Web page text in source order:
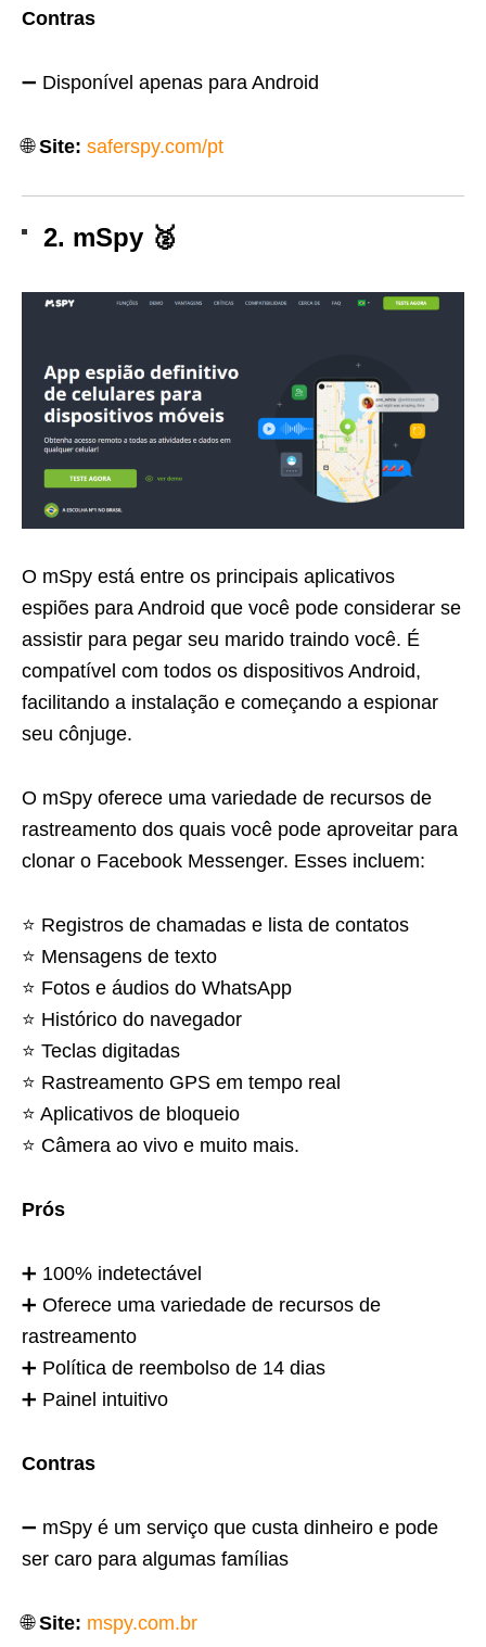
Contras
➖ Disponível apenas para Android
🌐Site: saferspy.com/pt
2. mSpy 🥈
O mSpy está entre os principais aplicativos
espiões para Android que você pode considerar se
assistir para pegar seu marido traindo você. É
compatível com todos os dispositivos Android,
facilitando a instalação e começando a espionar
seu cônjuge.
O mSpy oferece uma variedade de recursos de
rastreamento dos quais você pode aproveitar para
clonar o Facebook Messenger. Esses incluem:
⭐️ Registros de chamadas e lista de contatos
⭐️ Mensagens de texto
⭐️ Fotos e áudios do WhatsApp
⭐️ Histórico do navegador
⭐️ Teclas digitadas
⭐️ Rastreamento GPS em tempo real
⭐️ Aplicativos de bloqueio
⭐️ Câmera ao vivo e muito mais.
Prós
➕ 100% indetectável
➕ Oferece uma variedade de recursos de
rastreamento
➕ Política de reembolso de 14 dias
➕ Painel intuitivo
Contras
➖ mSpy é um serviço que custa dinheiro e pode
ser caro para algumas famílias
🌐Site: mspy.com.br